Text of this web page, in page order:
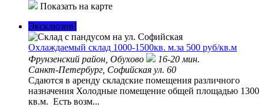
Показать на карте
Эксклюзив!
Охлаждаемый склад 1000-1500кв. м.за 500 руб/кв.м
Фрунзенский район, Обухово
16-20 мин.
Санкт-Петербург, Софийская ул. 60
Сдаются в аренду складские помещения различного
назначения Холодные помещение общей площадью 1300
кв.м. Есть возм...